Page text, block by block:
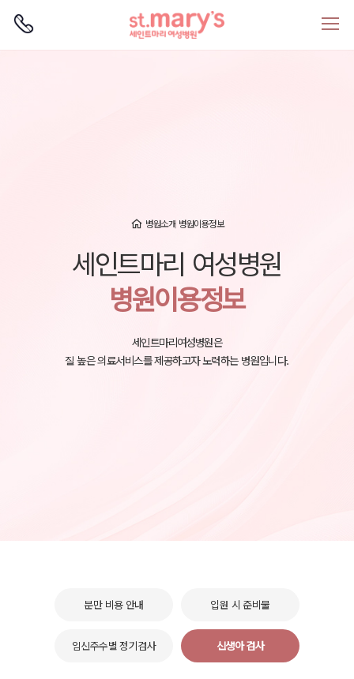
병원소개 병원이용정보
세인트마리 여성병원
병원이용정보
세인트마리여성병원은
질 높은 의료서비스를 제공하고자 노력하는 병원입니다.
분만 비용 안내 입원 시 준비물
임신주수별 정기검사 신생아 검사